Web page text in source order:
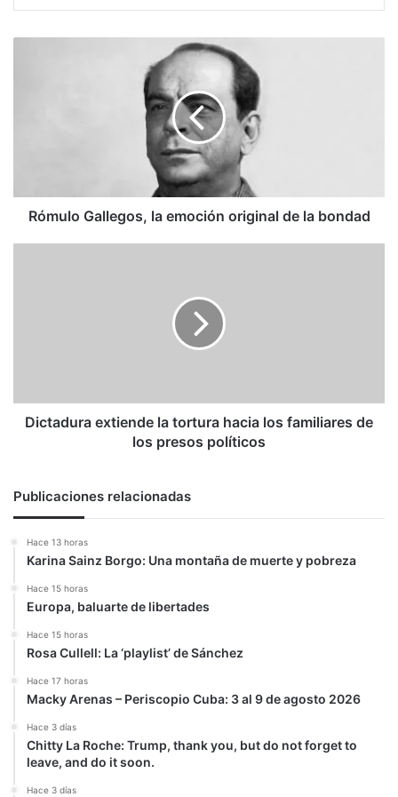
Rómulo Gallegos, la emoción original de la bondad
los
presos
Dictadura extiende la tortura hacia los familiares de
los presos políticos
Publicaciones relacionadas
Hace 13 horas
Karina Sainz Borgo: Una montaña de muerte y pobreza
Hace 15 horas
Europa, baluarte de libertades
Hace 15 horas
Rosa Cullell: La ‘playlist’ de Sánchez
Hace 17 horas
Macky Arenas – Periscopio Cuba: 3 al 9 de agosto 2026
Hace 3 días
Chitty La Roche: Trump, thank you, but do not forget to
leave, and do it soon.
Hace 3 días